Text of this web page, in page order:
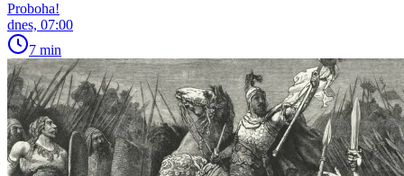
Proboha!
dnes, 07:00
7 min